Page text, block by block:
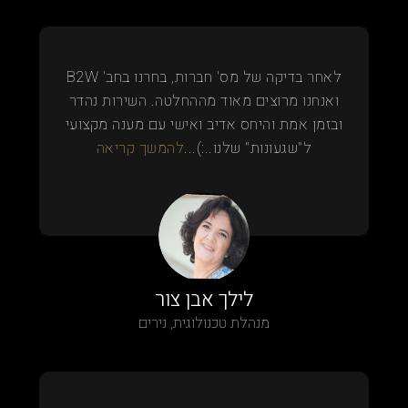
לאחר בדיקה של מס' חברות, בחרנו בחב' B2W
ואנחנו מרוצים מאוד מההחלטה. השירות נהדר
ובזמן אמת והיחס אדיב ואישי עם מענה מקצועי
ל"שגעונות" שלנו..:)...להמשך קריאה
לילך אבן צור
מנהלת טכנולוגית, נירים